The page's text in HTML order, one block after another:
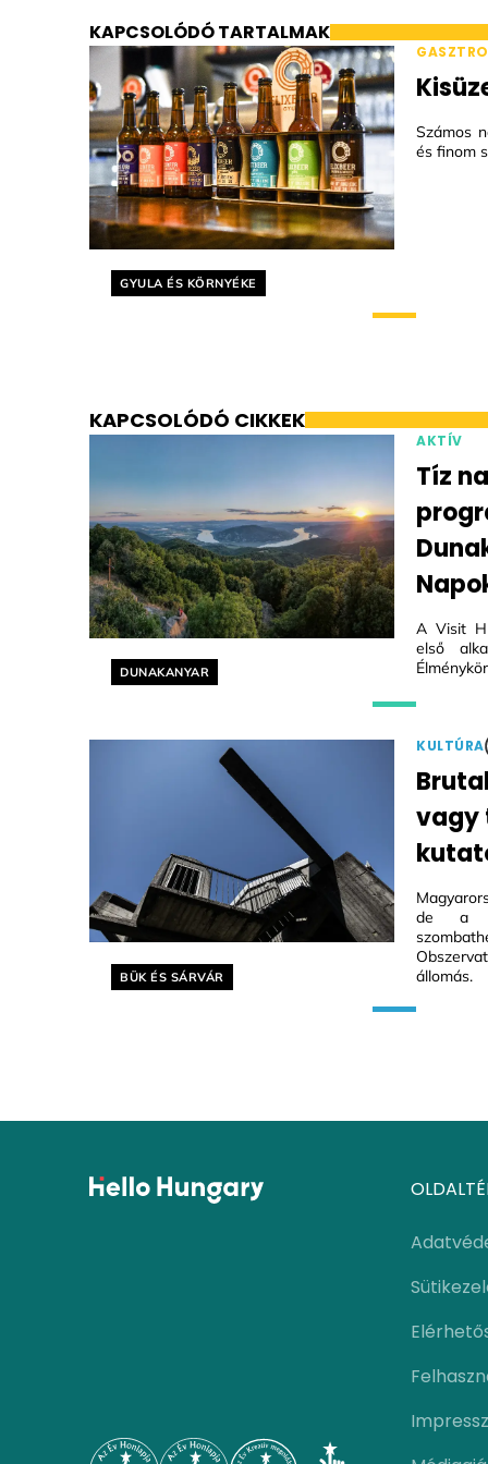
KAPCSOLÓDÓ TARTALMAK
Helyszín címkék:
GYULA ÉS KÖRNYÉKE
Számos
és finom
KAPCSOLÓDÓ CIKKEK
Helyszín címkék:
DUNAKANYAR
AKTÍV
Tíz
A Visit
első
Helyszín címkék:
BÜK ÉS SÁRVÁR
KULTÚRA
vagy
de a
állomás.